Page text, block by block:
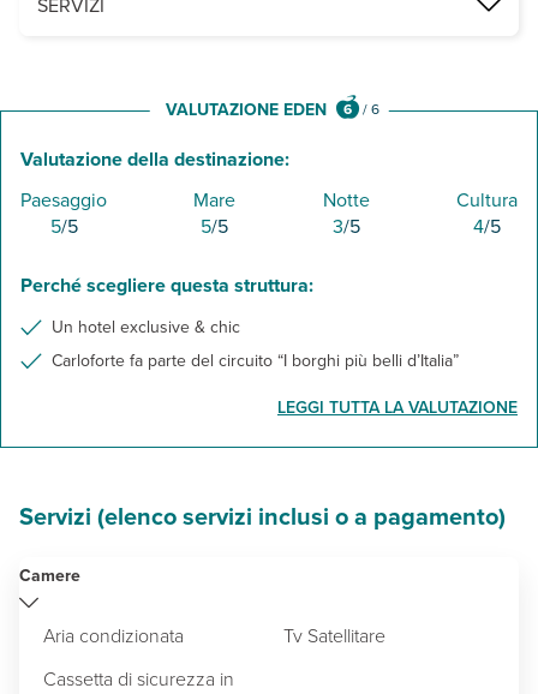
VALUTAZIONE EDEN 6 /6
Valutazione della destinazione:
Paesaggio
5/5
Mare
5/5
Notte
3/5
Cultura
4/5
Perché scegliere questa struttura:
Un hotel exclusive & chic
Carloforte fa parte del circuito “I borghi più belli d’Italia”
LEGGI TUTTA LA VALUTAZIONE
Servizi (elenco servizi inclusi o a pagamento)
Camere
Aria condizionata
Tv Satellitare
Cassetta di sicurezza in